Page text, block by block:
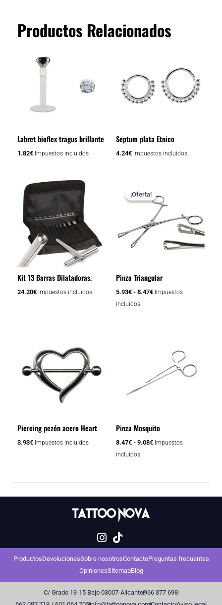
Productos Relacionados
Labret bioflex tragus brillante
1.82€ Impuestos incluidos
Septum plata Etnico
4.24€ Impuestos incluidos
Kit 13 Barras Dilatadoras.
24.20€ Impuestos incluidos
¡Oferta!
¡Oferta!
Pinza Triangular
5.93€ - 8.47€
precios:
desde
5.93€
hasta
Impuestos
incluidos
producto
múltiples
variantes.
pueden
elegir
en
Piercing pezón acero Heart
3.93€ Impuestos incluidos
Pinza Mosquito
8.47€ - 9.08€
precios:
hasta
9.08€
Impuestos
incluidos
múltiples
variantes.
pueden
elegir
en
ProductosDevolucionesSobre nosotrosContactoPreguntas frecuentes
OpinionesSitemapBlog
C/ Grado 13-15 Bajo 03007-Alicante966 377 698